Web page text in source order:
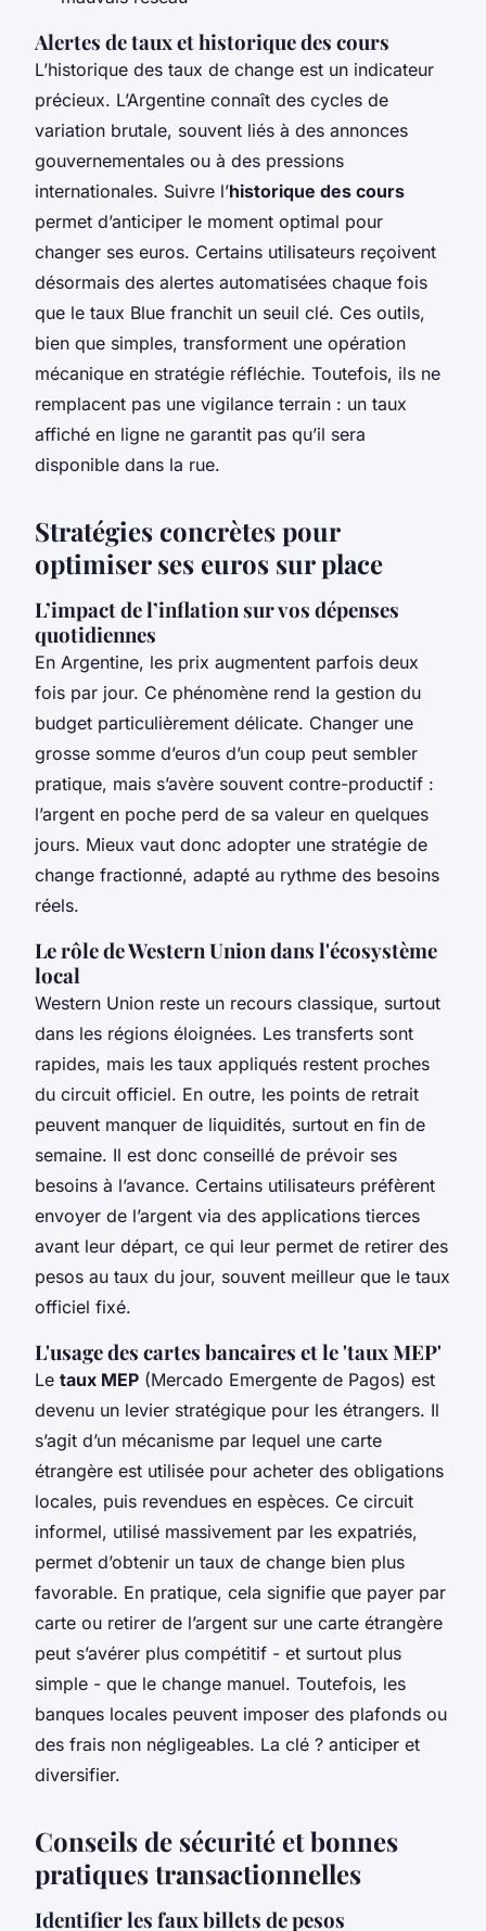
Alertes de taux et historique des cours
L’historique des taux de change est un indicateur
précieux. L’Argentine connaît des cycles de
variation brutale, souvent liés à des annonces
gouvernementales ou à des pressions
internationales. Suivre l’historique des cours
permet d’anticiper le moment optimal pour
changer ses euros. Certains utilisateurs reçoivent
désormais des alertes automatisées chaque fois
que le taux Blue franchit un seuil clé. Ces outils,
bien que simples, transforment une opération
mécanique en stratégie réfléchie. Toutefois, ils ne
remplacent pas une vigilance terrain : un taux
affiché en ligne ne garantit pas qu’il sera
disponible dans la rue.
Stratégies concrètes pour
optimiser ses euros sur place
L’impact de l’inflation sur vos dépenses
quotidiennes
En Argentine, les prix augmentent parfois deux
fois par jour. Ce phénomène rend la gestion du
budget particulièrement délicate. Changer une
grosse somme d’euros d’un coup peut sembler
pratique, mais s’avère souvent contre-productif :
l’argent en poche perd de sa valeur en quelques
jours. Mieux vaut donc adopter une stratégie de
change fractionné, adapté au rythme des besoins
réels.
Le rôle de Western Union dans l'écosystème
local
Western Union reste un recours classique, surtout
dans les régions éloignées. Les transferts sont
rapides, mais les taux appliqués restent proches
du circuit officiel. En outre, les points de retrait
peuvent manquer de liquidités, surtout en fin de
semaine. Il est donc conseillé de prévoir ses
besoins à l’avance. Certains utilisateurs préfèrent
envoyer de l’argent via des applications tierces
avant leur départ, ce qui leur permet de retirer des
pesos au taux du jour, souvent meilleur que le taux
officiel fixé.
L'usage des cartes bancaires et le 'taux MEP'
Le taux MEP (Mercado Emergente de Pagos) est
devenu un levier stratégique pour les étrangers. Il
s’agit d’un mécanisme par lequel une carte
étrangère est utilisée pour acheter des obligations
locales, puis revendues en espèces. Ce circuit
informel, utilisé massivement par les expatriés,
permet d’obtenir un taux de change bien plus
favorable. En pratique, cela signifie que payer par
carte ou retirer de l’argent sur une carte étrangère
peut s’avérer plus compétitif - et surtout plus
simple - que le change manuel. Toutefois, les
banques locales peuvent imposer des plafonds ou
des frais non négligeables. La clé ? anticiper et
diversifier.
Conseils de sécurité et bonnes
pratiques transactionnelles
Identifier les faux billets de pesos